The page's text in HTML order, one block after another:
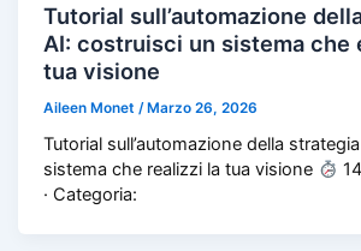
Tutorial sull’automazione
AI: costruisci un sistema che
tua visione
Aileen Monet /Marzo 26, 2026
Tutorial sull’automazione della
sistema che realizzi la tua visione
· Categoria: